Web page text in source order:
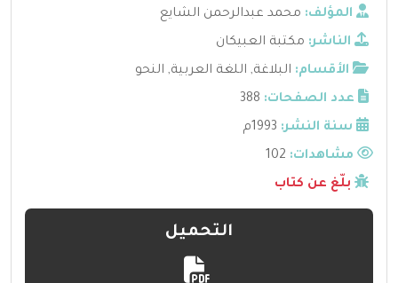
المؤلف: محمد عبدالرحمن الشايع
الناشر: مكتبة العبيكان
الأقسام: البلاغة, اللغة العربية, النحو
عدد الصفحات: 388
سنة النشر: 1993م
مشاهدات:
بلّغ عن كتاب
التحميل